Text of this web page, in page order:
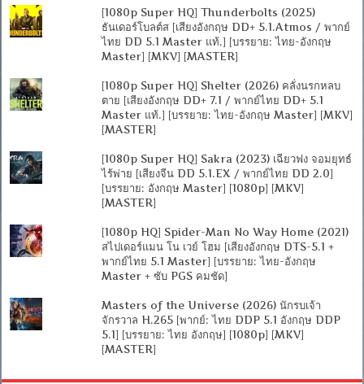
[1080p Super HQ] Thunderbolts (2025)
ธันเดอร์โบลต์ส [เสียงอังกฤษ DD+ 5.1.Atmos / พากย์
ไทย DD 5.1 Master แท้.] [บรรยาย: ไทย-อังกฤษ
Master] [MKV] [MASTER]
[1080p Super HQ] Shelter (2026) คลั่งนรกหลบ
ตาย [เสียงอังกฤษ DD+ 7.1 / พากย์ไทย DD+ 5.1
Master แท้.] [บรรยาย: ไทย-อังกฤษ Master] [MKV]
[MASTER]
[1080p Super HQ] Sakra (2023) เฉียวฟง จอมยุทธ์
ไร้พ่าย [เสียงจีน DD 5.1.EX / พากย์ไทย DD 2.0]
[บรรยาย: อังกฤษ Master] [1080p] [MKV]
[MASTER]
[1080p HQ] Spider-Man No Way Home (2021)
สไปเดอร์แมน โน เวย์ โฮม [เสียงอังกฤษ DTS-5.1 +
พากย์ไทย 5.1 Master] [บรรยาย: ไทย-อังกฤษ
Master + ซับ PGS คมชัด]
Masters of the Universe (2026) นักรบเจ้า
จักรวาล H.265 [พากย์: ไทย DDP 5.1 อังกฤษ DDP
5.1] [บรรยาย: ไทย อังกฤษ] [1080p] [MKV]
[MASTER]